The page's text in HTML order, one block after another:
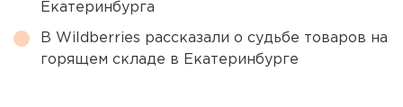
Екатеринбурга
В Wildberries рассказали о судьбе товаров на
горящем складе в Екатеринбурге